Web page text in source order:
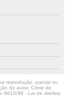
reprodução, parcial ou
do autor. Crime de
9610/98 - Lei de direitos